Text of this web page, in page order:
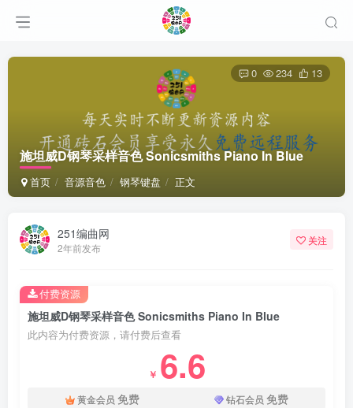
施坦威D钢琴采样音色 Sonicsmiths Piano In Blue
首页 音源音色 钢琴键盘 正文
0 234 13
251编曲网
2年前发布
关注
施坦威D钢琴采样音色 Sonicsmiths Piano In Blue
此内容为付费资源，请付费后查看
￥ 6.6
黄金会员 免费 钻石会员 免费
付费资源